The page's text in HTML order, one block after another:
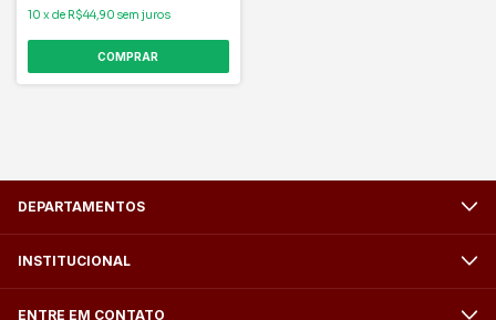
10 x de R$44,90 sem juros
DEPARTAMENTOS
INSTITUCIONAL
ENTRE EM CONTATO